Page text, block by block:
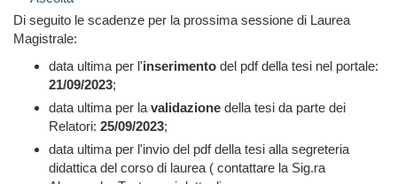
Di seguito le scadenze per la prossima sessione di Laurea
Magistrale:
data ultima per l'inserimento del pdf della tesi nel portale:
21/09/2023;
data ultima per lavalidazione della tesi da parte dei
Relatori: 25/09/2023;
data ultima per l'invio del pdf della tesi alla segreteria
didattica del corso di laurea ( contattare la Sig.ra